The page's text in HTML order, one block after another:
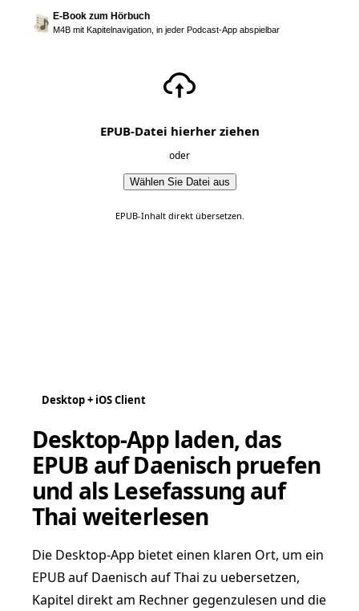
E-Book zum Hörbuch
M4B mit Kapitelnavigation, in jeder Podcast-App abspielbar
EPUB-Datei hierher ziehen
oder
Wählen Sie Datei aus
EPUB-Inhalt direkt übersetzen.
Desktop + iOS Client
Desktop-App laden, das
EPUB auf Daenisch pruefen
und als Lesefassung auf
Thai weiterlesen
Die Desktop-App bietet einen klaren Ort, um ein
EPUB auf Daenisch auf Thai zu uebersetzen,
Kapitel direkt am Rechner gegenzulesen und die